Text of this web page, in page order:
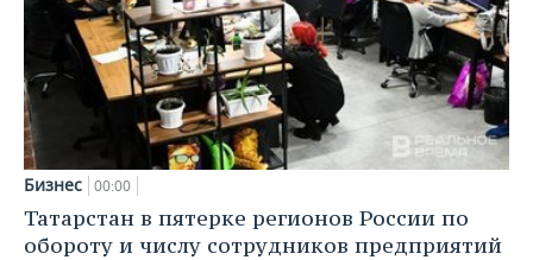
Бизнес 00:00
Татарстан в пятерке регионов России по
обороту и числу сотрудников предприятий